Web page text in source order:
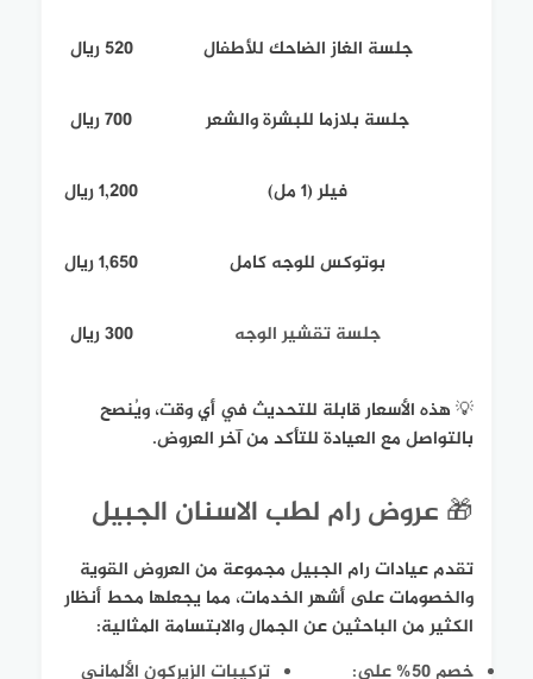
جلسة الغاز الضاحك للأطفال 520 ريال
جلسة بلازما للبشرة والشعر 700 ريال
فيلر (1 مل) 1,200 ريال
بوتوكس للوجه كامل 1,650 ريال
جلسة تقشير الوجه 300 ريال
💡 هذه الأسعار قابلة للتحديث في أي وقت، ويُنصح
بالتواصل مع العيادة للتأكد من آخر العروض.
🎁 عروض رام لطب الاسنان الجبيل
تقدم عيادات رام الجبيل مجموعة من العروض القوية
والخصومات على أشهر الخدمات، مما يجعلها محط أنظار
الكثير من الباحثين عن الجمال والابتسامة المثالية:
خصم 50% على:
تركيبات الزيركون الألماني